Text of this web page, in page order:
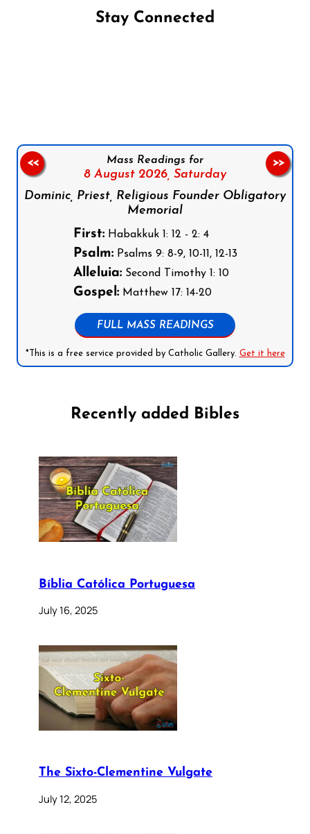
Stay Connected
Mass Readings for
8 August 2026, Saturday
Dominic, Priest, Religious Founder Obligatory
Memorial
First:Habakkuk 1: 12 - 2: 4
Psalm:Psalms 9: 8-9, 10-11, 12-13
Alleluia:Second Timothy 1: 10
Gospel:Matthew 17: 14-20
FULL MASS READINGS
*This is a free service provided by Catholic Gallery. Get it here
<< >>
Recently added Bibles
Bíblia Católica Portuguesa
July 16, 2025
The Sixto-Clementine Vulgate
July 12, 2025